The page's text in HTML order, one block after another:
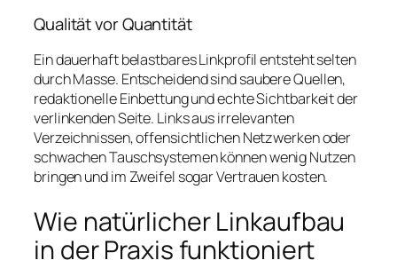
Qualität vor Quantität
Ein dauerhaft belastbares Linkprofil entsteht selten
durch Masse. Entscheidend sind saubere Quellen,
redaktionelle Einbettung und echte Sichtbarkeit der
verlinkenden Seite. Links aus irrelevanten
Verzeichnissen, offensichtlichen Netzwerken oder
schwachen Tauschsystemen können wenig Nutzen
bringen und im Zweifel sogar Vertrauen kosten.
Wie natürlicher Linkaufbau
in der Praxis funktioniert